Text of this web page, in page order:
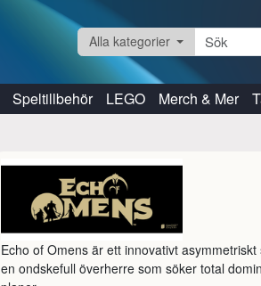
Alla kategorier
Speltillbehör LEGO Merch & Mer
Echo of Omens är ett innovativt
en ondskefull överherre som söker total